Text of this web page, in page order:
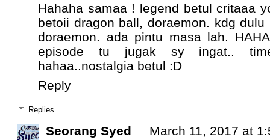
Hahaha samaa ! legend betul critaaa
betoii dragon ball, doraemon. kdg
doraemon. ada pintu masa lah.
episode tu jugak sy ingat..
hahaa..nostalgia betul :D
Reply
Replies
Seorang Syed
March 11, 2017 at